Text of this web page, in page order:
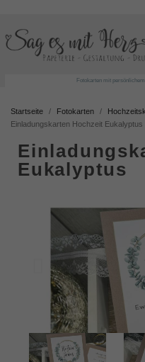
Fotokarten mit
Startseite Fotokarten
Einladungskarten Hochzeit Eukalyptus
Eukalyptus